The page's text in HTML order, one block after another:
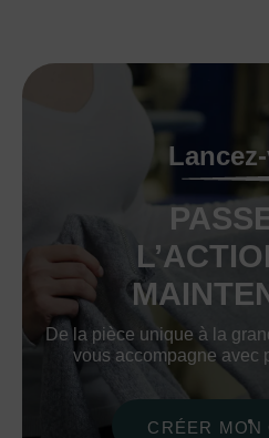
De la pièce unique à la
vous accompagne avec
CRÉER MON